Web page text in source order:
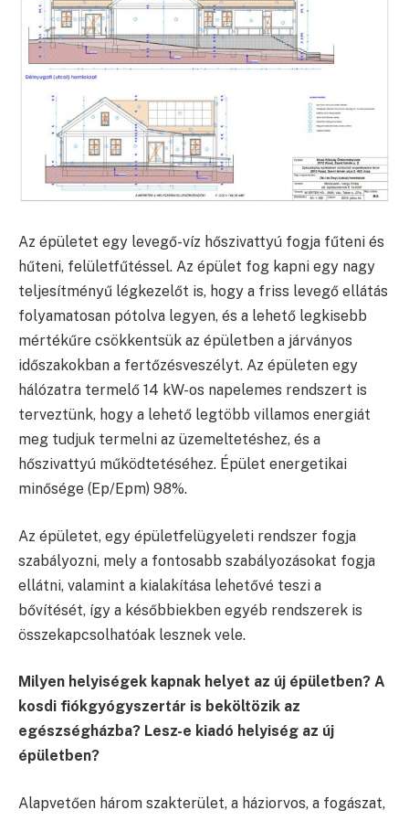
Az épületet egy levegő-víz hőszivattyú fogja fűteni és
hűteni, felületfűtéssel. Az épület fog kapni egy nagy
teljesítményű légkezelőt is, hogy a friss levegő ellátás
folyamatosan pótolva legyen, és a lehető legkisebb
mértékűre csökkentsük az épületben a járványos
időszakokban a fertőzésveszélyt. Az épületen egy
hálózatra termelő 14 kW-os napelemes rendszert is
terveztünk, hogy a lehető legtöbb villamos energiát
meg tudjuk termelni az üzemeltetéshez, és a
hőszivattyú működtetéséhez. Épület energetikai
minősége (Ep/Epm) 98%.
Az épületet, egy épületfelügyeleti rendszer fogja
szabályozni, mely a fontosabb szabályozásokat fogja
ellátni, valamint a kialakítása lehetővé teszi a
bővítését, így a későbbiekben egyéb rendszerek is
összekapcsolhatóak lesznek vele.
Milyen helyiségek kapnak helyet az új épületben? A
kosdi fiókgyógyszertár is beköltözik az
egészségházba? Lesz-e kiadó helyiség az új
épületben?
Alapvetően három szakterület, a háziorvos, a fogászat,